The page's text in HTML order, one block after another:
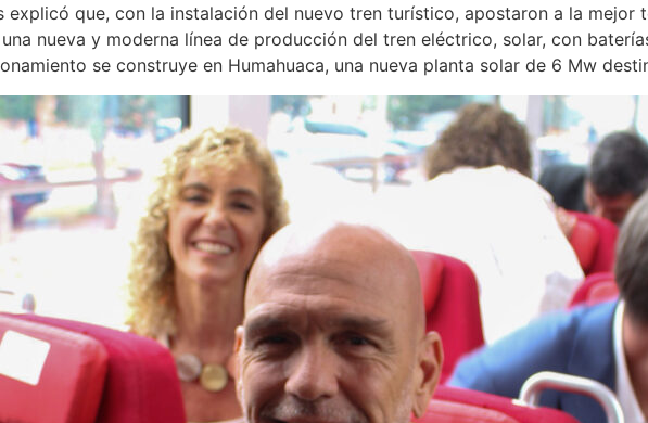
explicó que, con la instalación del nuevo tren turístico, apostaron a la mejor
nueva y moderna línea de producción del tren eléctrico, solar, con
se construye en Humahuaca, una nueva planta solar de 6 Mw